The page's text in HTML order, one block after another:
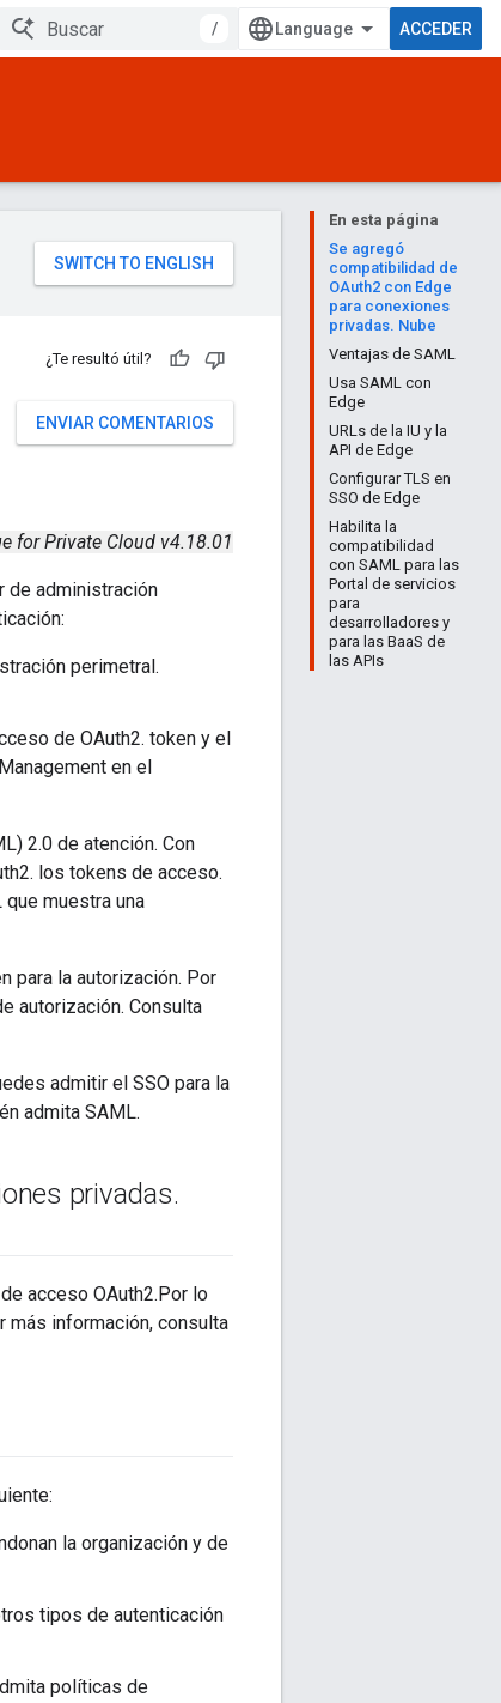
/ ACCEDER
En esta página
Se agregó
compatibilidad de
OAuth2 con Edge
para conexiones
privadas. Nube
Ventajas de SAML
Usa SAML con
Edge
URLs de la IU y la
API de Edge
Configurar TLS en
SSO de Edge
Habilita la
compatibilidad
con SAML para las
Portal de servicios
para
desarrolladores y
para las BaaS de
las APIs
¿Te resultó útil?
ENVIAR COMENTARIOS
for Private Cloud v4.18.01
de administración
perimetral.
de OAuth2. token y el
en el
2.0 de atención. Con
los tokens de acceso.
muestra una
para la autorización. Por
autorización. Consulta
admitir el SSO para la
admita SAML.
privadas.
acceso OAuth2.Por lo
más información, consulta
la organización y de
tipos de autenticación
políticas de